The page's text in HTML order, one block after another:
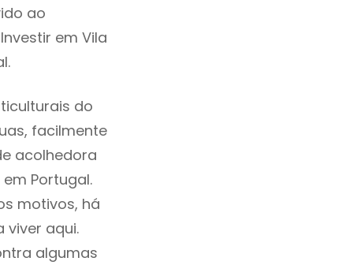
ao
em Vila
do
facilmente
acolhedora
Portugal.
motivos, há
aqui.
algumas